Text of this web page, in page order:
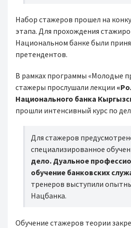
Набор стажеров прошел на
этапа. Для прохождения
Национальном банке были
претендентов.
В рамках программы «Молодые
стажеры прослушали лекции
Национального банка
прошли интенсивный курс по
Для стажеров
специализированное
дело. Дуальное
обучение банковских
тренеров выступили
Нацбанка.
Обучение стажеров теории